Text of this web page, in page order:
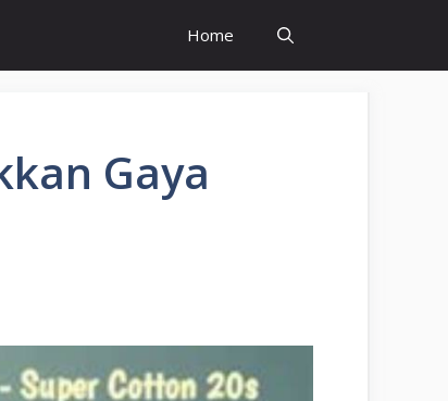
Home
Gaya